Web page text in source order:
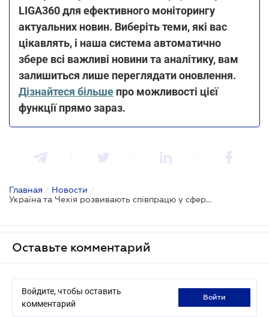
LIGA360 для ефективного моніторингу
актуальних новин. Виберіть теми, які вас
цікавлять, і наша система автоматично
збере всі важливі новини та аналітику, вам
залишиться лише переглядати оновлення.
Дізнайтеся більше про можливості цієї
функції прямо зараз.
Главная / Новости /
Україна та Чехія розвивають співпрацю у сфері медичного туризму та курортного лікування
Оставьте комментарий
Войдите, чтобы оставить
комментарий
войти